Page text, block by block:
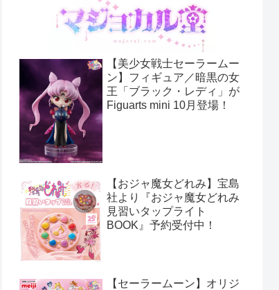
【美少女戦士セーラームー
ン】フィギュア／暗黒の女
王「ブラック・レディ」が
Figuarts mini 10月登場！
【おジャ魔女どれみ】宝島
社より『おジャ魔女どれみ
見習いタップライト
BOOK』予約受付中！
【セーラームーン】オリジ